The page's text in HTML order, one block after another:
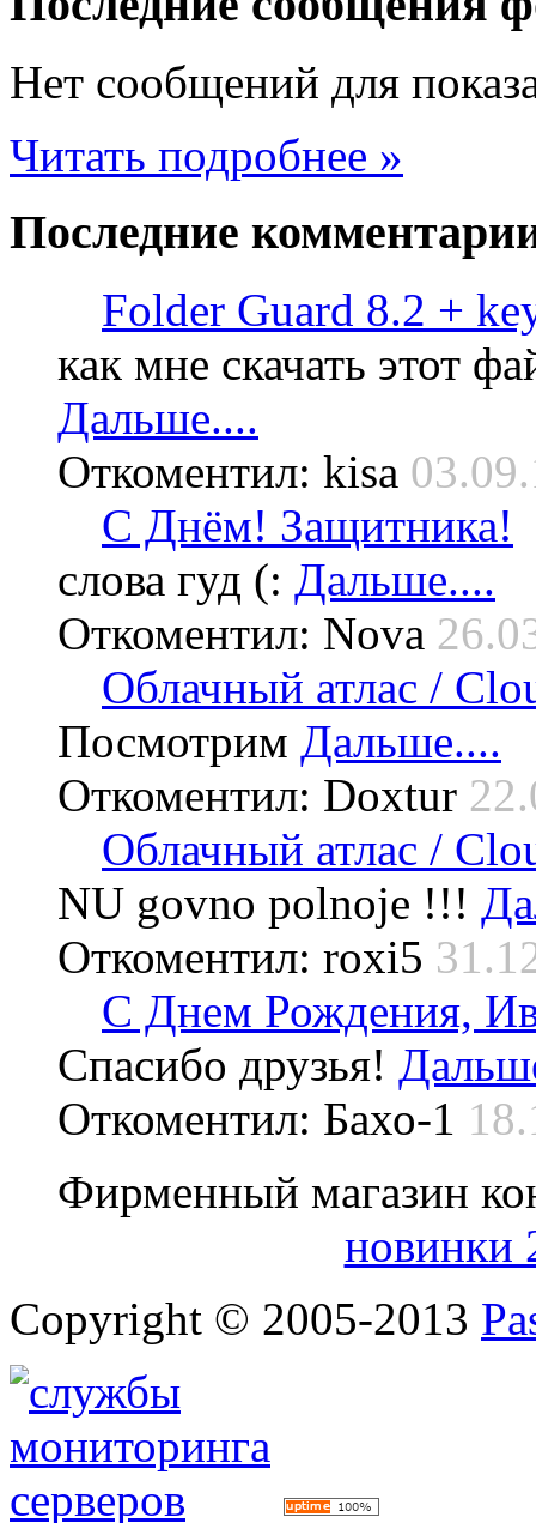
Нет сообщений для
Читать подробнее »
Последние
Folder Guard 8.2 +
как мне скачать этот
Дальше....
Откоментил: kisa
С Днём! Защитника!
слова гуд (: Дальше....
Откоментил: Nova
Облачный атлас /
Посмотрим Дальше....
Откоментил: Doxtur
Облачный атлас /
NU govno polnoje !!!
Откоментил: roxi5
С Днем Рождения,
Спасибо друзья!
Откоментил: Бахо-1
Фирменный магазин
новинки
Copyright © 2005-2013